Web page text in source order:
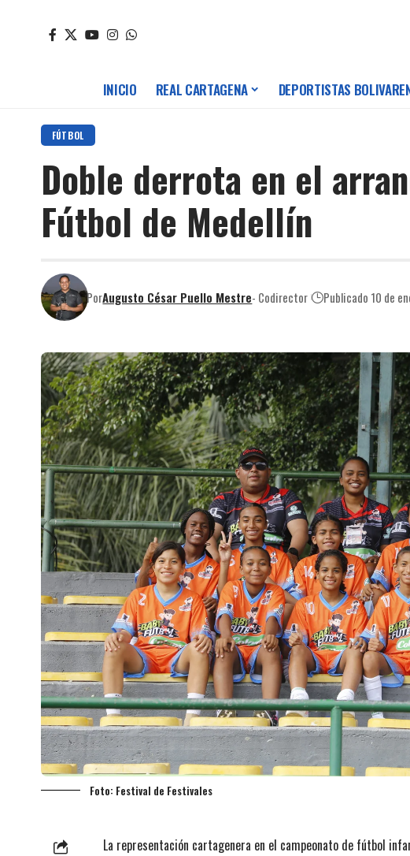
INICIO REAL CARTAGENA DEPORTISTAS
FÚTBOL
Doble derrota en el
Fútbol de Medellín
PorAugusto César Puello Mestre- Codirector Publicado 10 de
Foto: Festival de Festivales
La representación cartagenera en el campeonato de fútbol